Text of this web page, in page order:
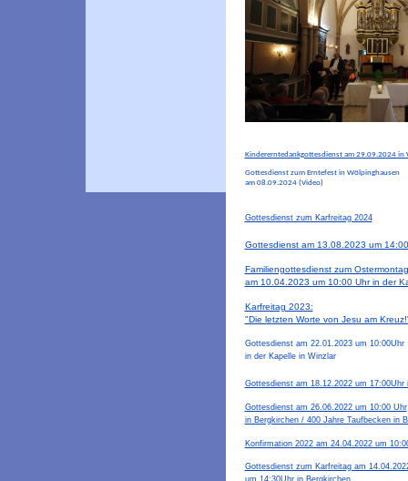
Kindererntedankgottesdienst am 29.09.2024 in
Gottesdienst zum Erntefest in Wölpinghausen
am 08.09.2024 (Video)
Gottesdienst zum Karfreitag 2024
Gottesdienst am 13.08.2023 um
Familiengottesdienst zum Ostermontag
am 10.04.2023 um 10:00 Uhr in der
Karfreitag 2023:
"Die letzten Worte von Jesu am
Gottesdienst am 22.01.2023 um 10:00Uhr
in der Kapelle in Winzlar
Gottesdienst am 18.12.2022 um 17:00Uhr
Gottesdienst am 26.06.2022 um 10:00 Uhr
in Bergkirchen / 400 Jahre Taufbecken in
Konfirmation 2022 am 24.04.2022 um
Gottesdienst zum Karfreitag am
um 14:30Uhr in Bergkirchen